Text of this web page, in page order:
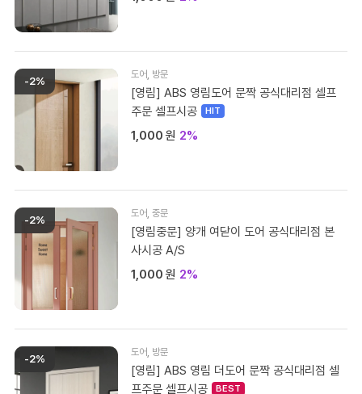
-2%
도어 방문
[영림] ABS 영림도어 문짝 공식대리점 셀프
주문 셀프시공
1,000 원 2%
-2%
도어 ,중문
[영림중문] 양개 여닫이 도어 공식대리점 본
사시공 A/S
1,000 원 2%
-2%
도어 방문
[영림] ABS 영림 더도어 문짝 공식대리점 셀
프주문 셀프시공